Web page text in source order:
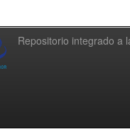
Repositorio integrado a